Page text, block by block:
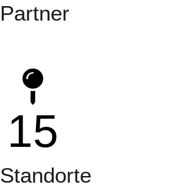
Partner
15
Standorte